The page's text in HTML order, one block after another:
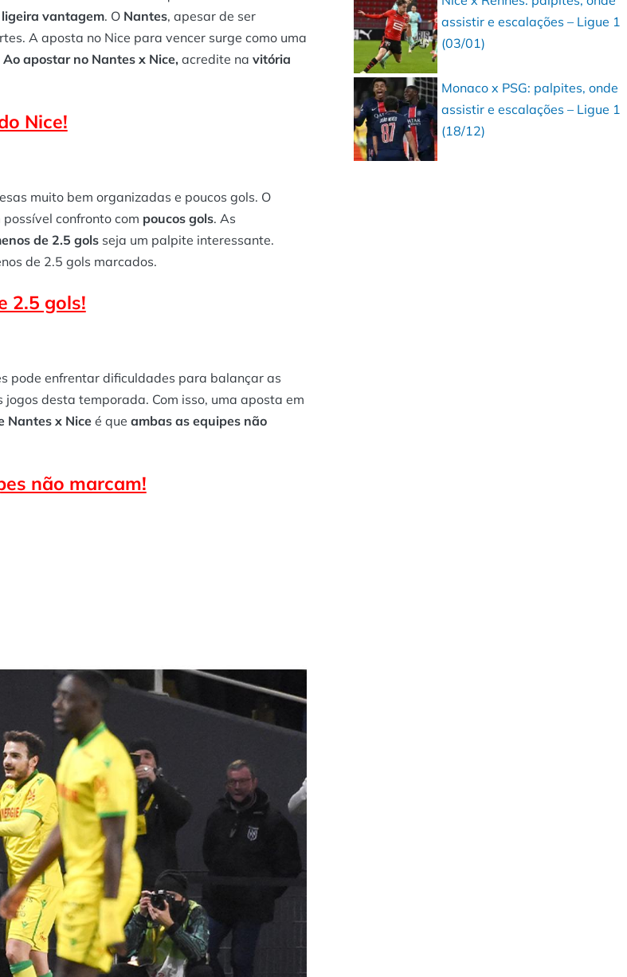
vantagem. O Nantes, apesar de ser
A aposta no Nice para vencer surge como uma
Ao apostar no Nantes x Nice, acredite na vitória
Nice!
muito bem organizadas e poucos gols. O
confronto com poucos gols. As
de 2.5 gols seja um palpite interessante.
de 2.5 gols marcados.
2.5 gols!
pode enfrentar dificuldades para balançar as
desta temporada. Com isso, uma aposta em
Nantes x Niceé que ambas as equipes não
não marcam!
assistir e escalações – Ligue 1
(03/01)
Monaco x PSG: palpites, onde
assistir e escalações – Ligue 1
(18/12)